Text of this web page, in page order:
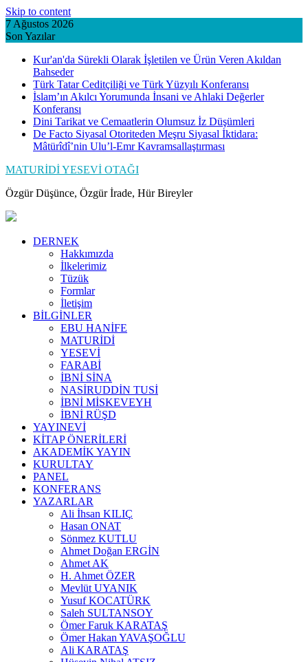
Skip to content
7 Ağustos 2026
Son Yazılar
Kur'an'da Sürekli Olarak İşletilen ve Ürün Veren Akıldan
Bahseder
Türk Tatar Ceditçiliği ve Türk Yüzyılı Konferansı
İslam’ın Akılcı Yorumunda İnsani ve Ahlaki Değerler
Konferansı
Dini Tarikat ve Cemaatlerin Olumsuz İz Düşümleri
De Facto Siyasal Otoriteden Meşru Siyasal İktidara:
Mâtürîdî’nin Ulu’l-Emr Kavramsallaştırması
MATURİDİ YESEVİ OTAĞI
Özgür Düşünce, Özgür İrade, Hür Bireyler
DERNEK
Hakkımızda
İlkelerimiz
Tüzük
Formlar
İletişim
BİLGİNLER
EBU HANİFE
MATURİDİ
YESEVİ
FARABİ
İBNİ SİNA
NASİRUDDİN TUSİ
İBNİ MİSKEVEYH
İBNİ RÜŞD
YAYINEVİ
KİTAP ÖNERİLERİ
AKADEMİK YAYIN
KURULTAY
PANEL
KONFERANS
YAZARLAR
Ali İhsan KILIÇ
Hasan ONAT
Sönmez KUTLU
Ahmet Doğan ERGİN
Ahmet AK
H. Ahmet ÖZER
Mevlüt UYANIK
Yusuf KOCATÜRK
Saleh SULTANSOY
Ömer Faruk KARATAŞ
Ömer Hakan YAVAŞOĞLU
Ali KARATAŞ